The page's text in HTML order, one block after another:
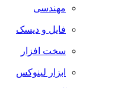
مهندسی
فایل و دیسک
سخت افزار
ابزار لینوکس